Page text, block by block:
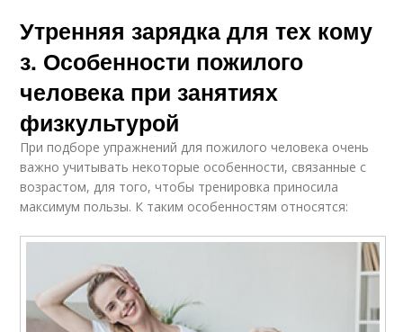
Утренняя зарядка для тех кому
з. Особенности пожилого
человека при занятиях
физкультурой
При подборе упражнений для пожилого человека очень
важно учитывать некоторые особенности, связанные с
возрастом, для того, чтобы тренировка приносила
максимум пользы. К таким особенностям относятся: